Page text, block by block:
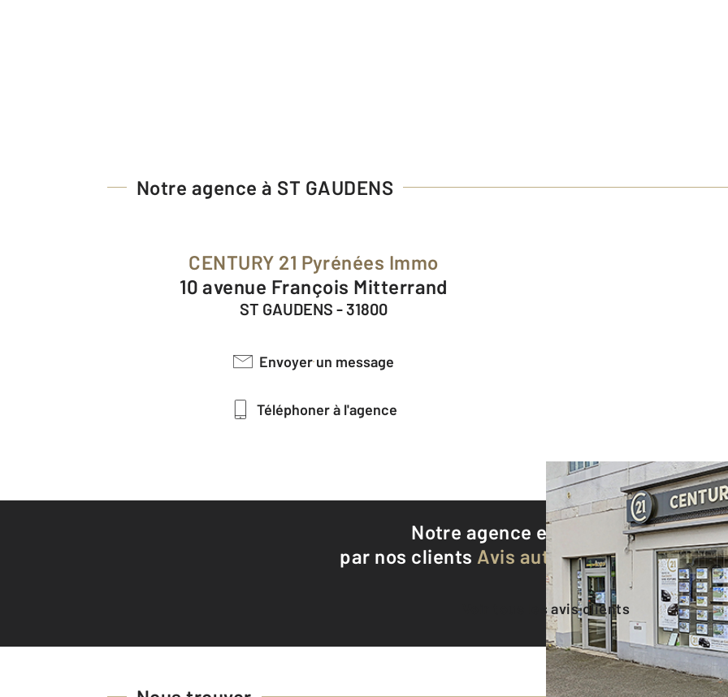
Notre agence à ST GAUDENS
CENTURY 21 Pyrénées Immo
10 avenue François Mitterrand
ST GAUDENS - 31800
Envoyer un message
Téléphoner à l'agence
Notre agence est notée9,2/10
par nos clients Avis authentifiés par
Voir tous les avis clients